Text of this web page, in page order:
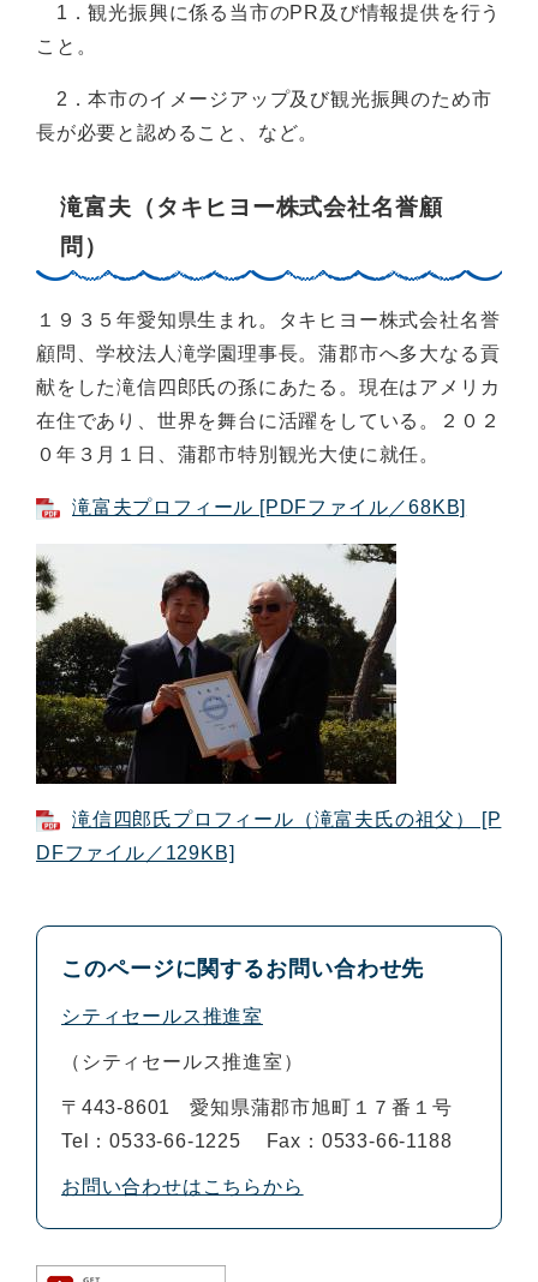
1．観光振興に係る当市のPR及び情報提供を行う
こと。
2．本市のイメージアップ及び観光振興のため市
長が必要と認めること、など。
滝富夫（タキヒヨー株式会社名誉顧
問）
１９３５年愛知県生まれ。タキヒヨー株式会社名誉
顧問、学校法人滝学園理事長。蒲郡市へ多大なる貢
献をした滝信四郎氏の孫にあたる。現在はアメリカ
在住であり、世界を舞台に活躍をしている。２０２
０年３月１日、蒲郡市特別観光大使に就任。
滝富夫プロフィール [PDFファイル／68KB]
滝信四郎氏プロフィール（滝富夫氏の祖父） [P
DFファイル／129KB]
このページに関するお問い合わせ先
シティセールス推進室
シティセールス推進室
〒443-8601
愛知県蒲郡市旭町１７番１号
Tel：0533-66-1225
Fax：0533-66-1188
お問い合わせはこちらから